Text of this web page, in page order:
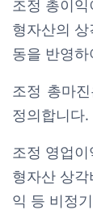
조정 총이
형자산의
동을 반영
조정 총마
정의합니다.
조정 영업
형자산 상
익 등 비정